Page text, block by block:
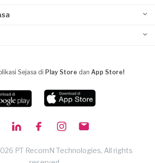
Sejasa di Play Store dan App Store!
PT RecomN Technologies, All rights